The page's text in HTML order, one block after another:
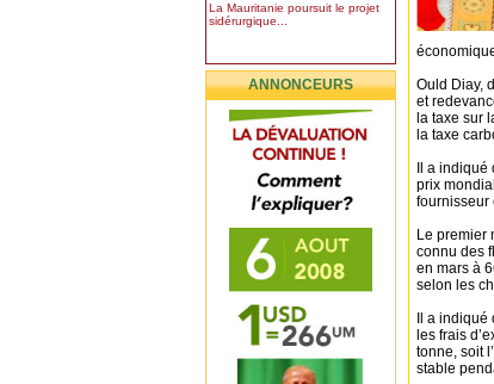
La Mauritanie poursuit le projet
sidérurgique...
ANNONCEURS
Ould Diay,
et
la taxe sur
la taxe
Il a
prix
fournisseur
Le premier
connu des
en mars à
selon les
Il a
les frais
tonne, soit
stable